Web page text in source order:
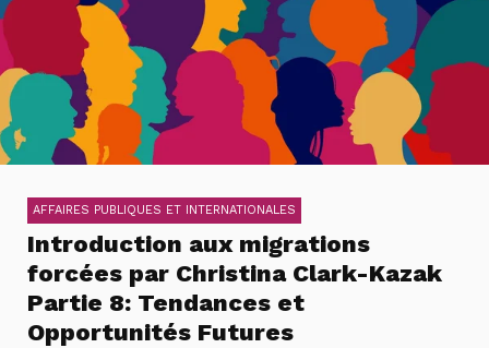
AFFAIRES PUBLIQUES ET INTERNATIONALES
Introduction aux migrations
forcées par Christina Clark-Kazak
Partie 8: Tendances et
Opportunités Futures